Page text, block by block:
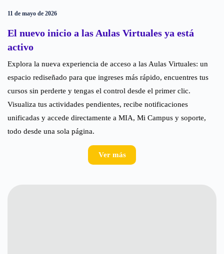
11 de mayo de 2026
El nuevo inicio a las Aulas Virtuales ya está
activo ​
Explora la nueva experiencia de acceso a las Aulas Virtuales: un
espacio rediseñado para que ingreses más rápido, encuentres tus
cursos sin perderte y tengas el control desde el primer clic.
Visualiza tus actividades pendientes, recibe notificaciones
unificadas y accede directamente a MIA, Mi Campus y soporte,
todo desde una sola página.
Ver más